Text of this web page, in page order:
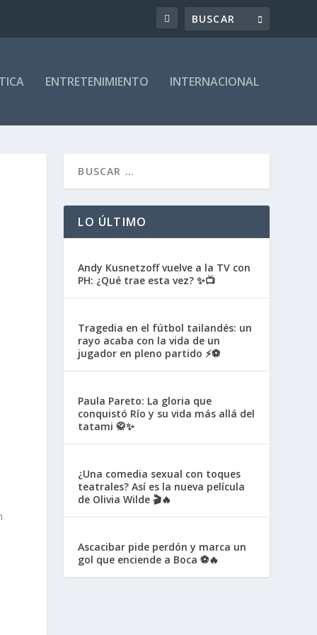
ENTRETENIMIENTO INTERNACIONAL
LO ÚLTIMO
Andy Kusnetzoff vuelve a la TV con
PH: ¿Qué trae esta vez? ✨📺
Tragedia en el fútbol tailandés: un
rayo acaba con la vida de un
jugador en pleno partido ⚡⚽
Paula Pareto: La gloria que
conquistó Río y su vida más allá del
tatami 🥋✨
¿Una comedia sexual con toques
teatrales? Así es la nueva película
de Olivia Wilde 🎬🔥
Ascacibar pide perdón y marca un
gol que enciende a Boca ⚽🔥